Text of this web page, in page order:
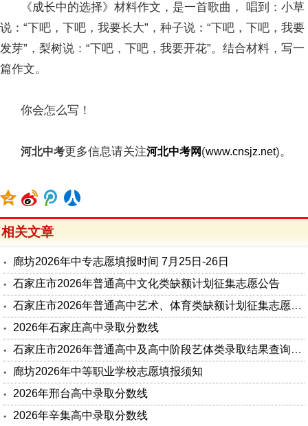
《成长中的选择》材料作文，是一首歌曲， 唱到：小草
说：“下吧，下吧，我要长大”，种子说：“下吧，下吧，我要
发芽”，梨树说：“下吧，下吧，我要开花”。结合材料，写一
篇作文。
你会怎么写！
河北中考更多信息请关注河北中考网(www.cnsjz.net)。
相关文章
廊坊2026年中专志愿填报时间 7月25日-26日
石家庄市2026年普通高中文化类缺额计划征集志愿公告
石家庄市2026年普通高中艺术、体育类缺额计划征集志愿公告
2026年石家庄高中录取分数线
石家庄市2026年普通高中及高中阶段艺体类录取结果查询公告
廊坊2026年中等职业学校志愿填报须知
2026年邢台高中录取分数线
2026年辛集高中录取分数线